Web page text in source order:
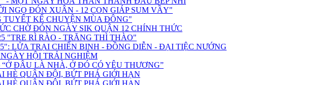
NGỌ ĐÓN XUÂN - 12 CON GIÁP SUM VẦY"
TUYẾT KỂ CHUYỆN MÙA ĐÔNG"
CHỜ ĐÓN NGÀY SIK QUẬN 12 CHÍNH THỨC
"TRE RÌ RÀO - TRĂNG THÌ THÀO"
LỬA TRẠI CHIẾN BINH - ĐỒNG DIỄN - ĐẠI TIỆC NƯỚNG
HỘI TRẢI NGHIỆM
ĐÂU LÀ NHÀ, Ở ĐÓ CÓ YÊU THƯƠNG”
HÈ QUÂN ĐỘI, BỨT PHÁ GIỚI HẠN
HÈ QUÂN ĐỘI, BỨT PHÁ GIỚI HẠN